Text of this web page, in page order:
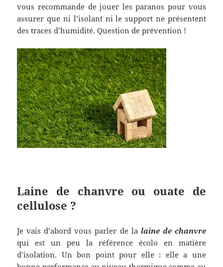
vous recommande de jouer les paranos pour vous
assurer que ni l’isolant ni le support ne présentent
des traces d’humidité. Question de prévention !
Laine de chanvre ou ouate de
cellulose ?
Je vais d’abord vous parler de la laine de chanvre
qui est un peu la référence écolo en matière
d’isolation. Un bon point pour elle : elle a une